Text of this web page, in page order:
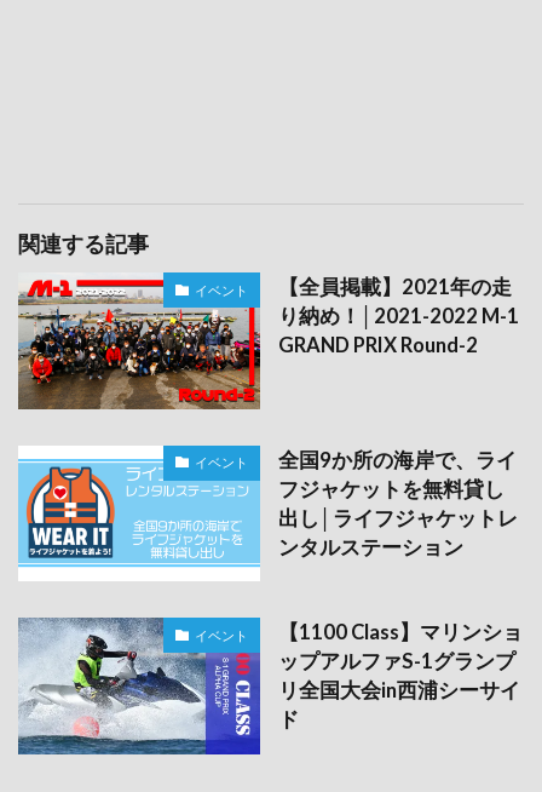
関連する記事
イベント
【全員掲載】2021年の走
り納め！│2021-2022 M-1
GRAND PRIX Round-2
イベント
全国9か所の海岸で、ライ
フジャケットを無料貸し
出し│ライフジャケットレ
ンタルステーション
イベント
【1100 Class】マリンショ
ップアルファS-1グランプ
リ全国大会in西浦シーサイ
ド